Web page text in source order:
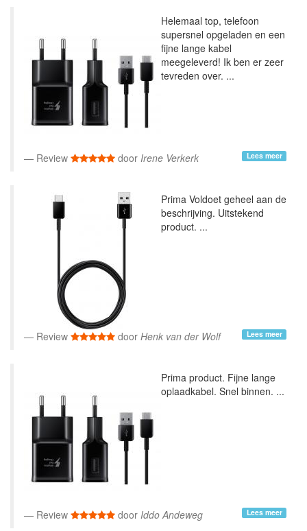
Helemaal top, telefoon
supersnel opgeladen en een
fijne lange kabel
meegeleverd! Ik ben er zeer
tevreden over. ...
Review door Irene Verkerk Lees meer
Prima Voldoet geheel aan de
beschrijving. Uitstekend
product. ...
Review door Henk van der Wolf Lees meer
Prima product. Fijne lange
oplaadkabel. Snel binnen. ...
Review door Iddo Andeweg Lees meer